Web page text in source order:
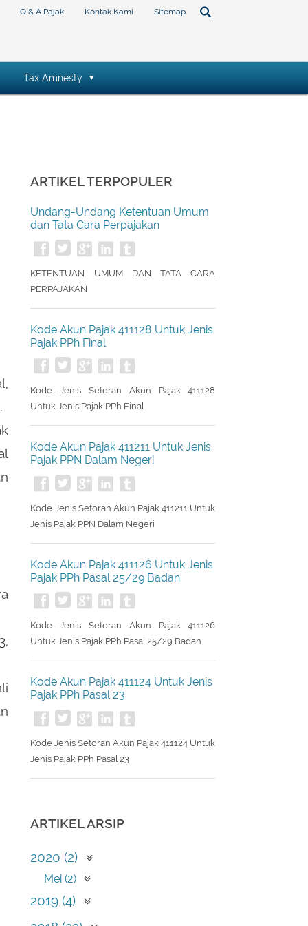
Q & A Pajak Kontak Kami Sitemap
Tax Amnesty
ARTIKEL TERPOPULER
Undang-Undang Ketentuan Umum
dan Tata Cara Perpajakan
KETENTUAN UMUM DAN TATA CARA
PERPAJAKAN
Kode Akun Pajak 411128 Untuk Jenis
Pajak PPh Final
Kode Jenis Setoran Akun Pajak 411128
Untuk Jenis Pajak PPh Final
Kode Akun Pajak 411211 Untuk Jenis
Pajak PPN Dalam Negeri
Kode Jenis Setoran Akun Pajak 411211 Untuk
Jenis Pajak PPN Dalam Negeri
Kode Akun Pajak 411126 Untuk Jenis
Pajak PPh Pasal 25/29 Badan
Kode Jenis Setoran Akun Pajak 411126
Untuk Jenis Pajak PPh Pasal 25/29 Badan
Kode Akun Pajak 411124 Untuk Jenis
Pajak PPh Pasal 23
Kode Jenis Setoran Akun Pajak 411124 Untuk
Jenis Pajak PPh Pasal 23
ARTIKEL ARSIP
2020 (2)
Mei (2)
2019 (4)
April (1)